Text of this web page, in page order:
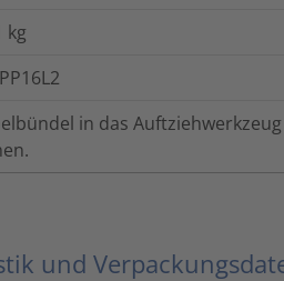
kg
in das
und